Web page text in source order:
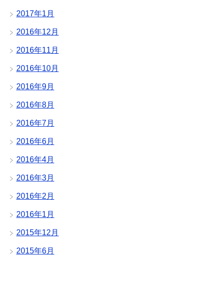
2017年1月
2016年12月
2016年11月
2016年10月
2016年9月
2016年8月
2016年7月
2016年6月
2016年4月
2016年3月
2016年2月
2016年1月
2015年12月
2015年6月